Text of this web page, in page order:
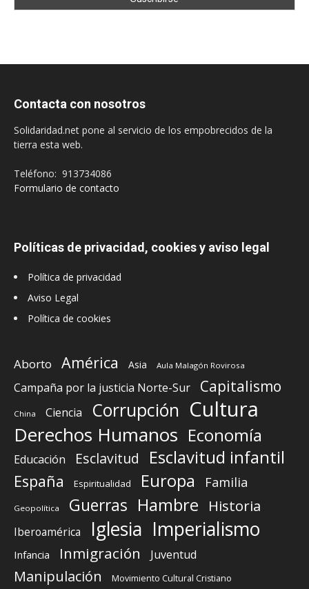
Contacta con nosotros
Solidaridad.net pone al servicio de los empobrecidos de la
tierra esta web.
Teléfono: 913734086
Formulario de contacto
Políticas de privacidad, cookies y aviso legal
Política de privacidad
Aviso Legal
Política de cookies
Aborto América Asia Aula Malagón Rovirosa
Campaña por la justicia Norte-Sur Capitalismo
China Ciencia Corrupción Cultura
Derechos Humanos Economía
Educación Esclavitud Esclavitud infantil
España Espiritualidad Europa Familia
Geopolítica Guerras Hambre Historia
Iberoamérica Iglesia Imperialismo
Infancia Inmigración Juventud
Manipulación Movimiento Cultural Cristiano